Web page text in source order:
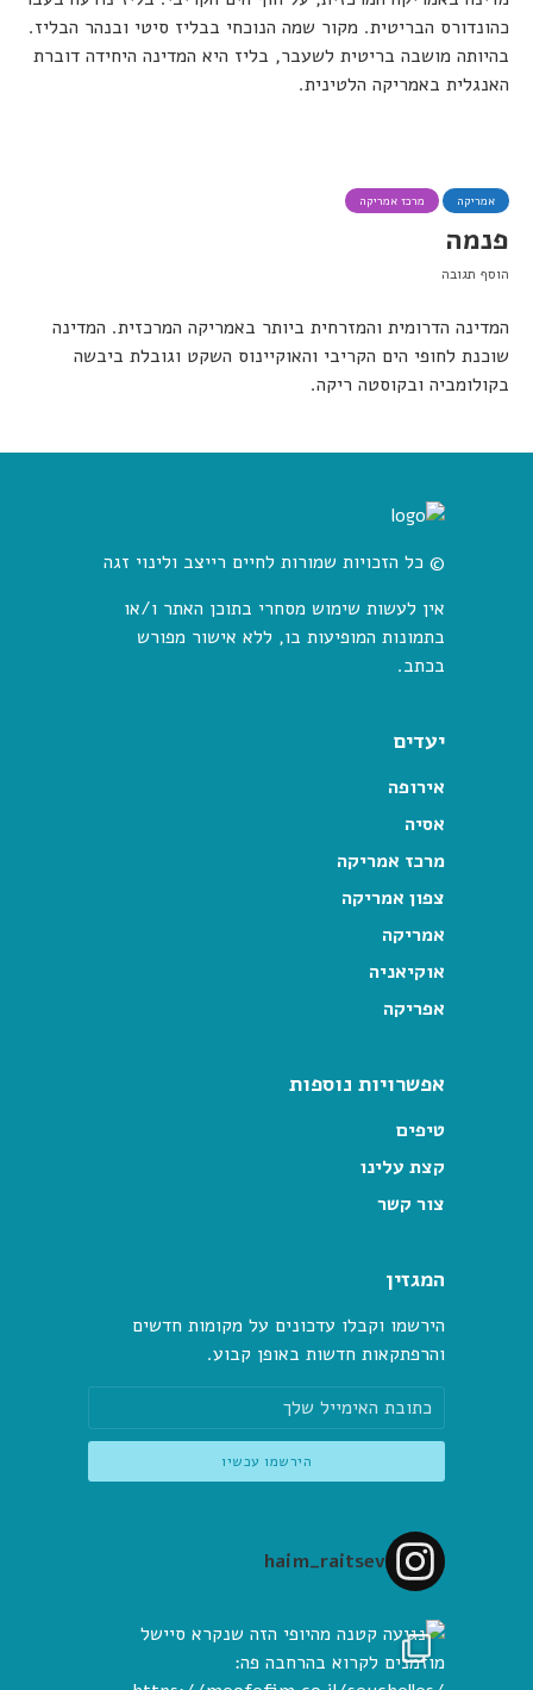
כהונדורס הבריטית. מקור שמה הנוכחי בבליז סיטי ובנהר הבליז.
בהיותה מושבה בריטית לשעבר, בליז היא המדינה היחידה דוברת
האנגלית באמריקה הלטינית.
אמריקה מרכז אמריקה
פנמה
הוסף תגובה
המדינה הדרומית והמזרחית ביותר באמריקה המרכזית. המדינה
שוכנת לחופי הים הקריבי והאוקיינוס השקט וגובלת ביבשה
בקולומביה ובקוסטה ריקה.
© כל הזכויות שמורות לחיים רייצב ולינוי זגה
אין לעשות שימוש מסחרי בתוכן האתר ו/או
בתמונות המופיעות בו, ללא אישור מפורש
בכתב.
יעדים
אירופה
אסיה
מרכז אמריקה
צפון אמריקה
אמריקה
אוקיאניה
אפריקה
אפשרויות נוספות
טיפים
קצת עלינו
צור קשר
המגזין
הירשמו וקבלו עדכונים על מקומות חדשים
והרפתקאות חדשות באופן קבוע.
haim_raitsev